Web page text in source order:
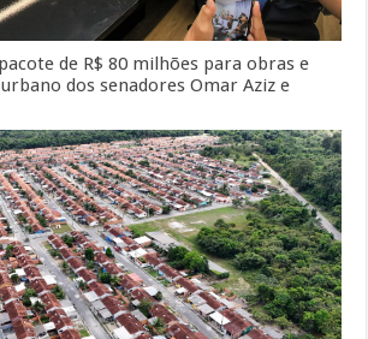
de R$ 80 milhões para obras e
dos senadores Omar Aziz e